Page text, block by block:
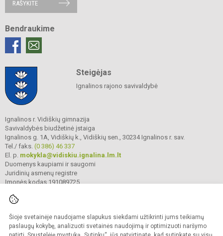
Šioje svetainėje naudojame slapukus siekdami užtikrinti jums teikiamų
paslaugų kokybę, analizuoti svetainės naudojimą ir optimizuoti naršymo
RAŠYKITE
Bendraukime
Steigėjas
Ignalinos rajono savivaldybė
Ignalinos r. Vidiškių gimnazija
Savivaldybės biudžetinė įstaiga
Ignalinos g. 1A, Vidiškių k., Vidiškių sen., 30234 Ignalinos r. sav.
Tel./ faks. (0 386) 46 337
El. p. mokykla@vidiskiu.ignalina.lm.lt
Duomenys kaupiami ir saugomi
Juridinių asmenų registre
Įmonės kodas 191089725
© 2025. Ignalinos r. Vidiškių gimnazija. Visos teisės saugomos.
Kopijuoti turinį be raštiško gimnazijos sutikimo griežtai draudžiama.